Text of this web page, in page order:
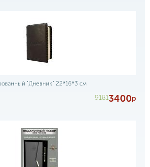
"Дневник" 22*16*3 см
91813400р